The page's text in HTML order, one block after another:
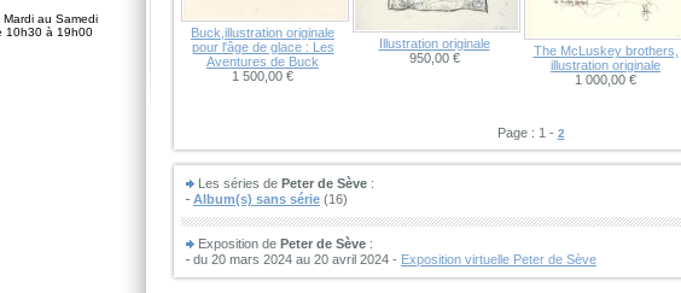
Buck,illustration originale
pour l'âge de glace : Les
Aventures de Buck
1 500,00 €
Illustration originale
950,00 €
The McLuskey brothers,
illustration originale
1 000,00 €
Page : 1 - 2
Les séries de Peter de Sève :
Album(s) sans série (16)
Exposition de Peter de Sève :
du 20 mars 2024 au 20 avril 2024 - Exposition virtuelle Peter de Sève
Mardi au Samedi
10h30 à 19h00